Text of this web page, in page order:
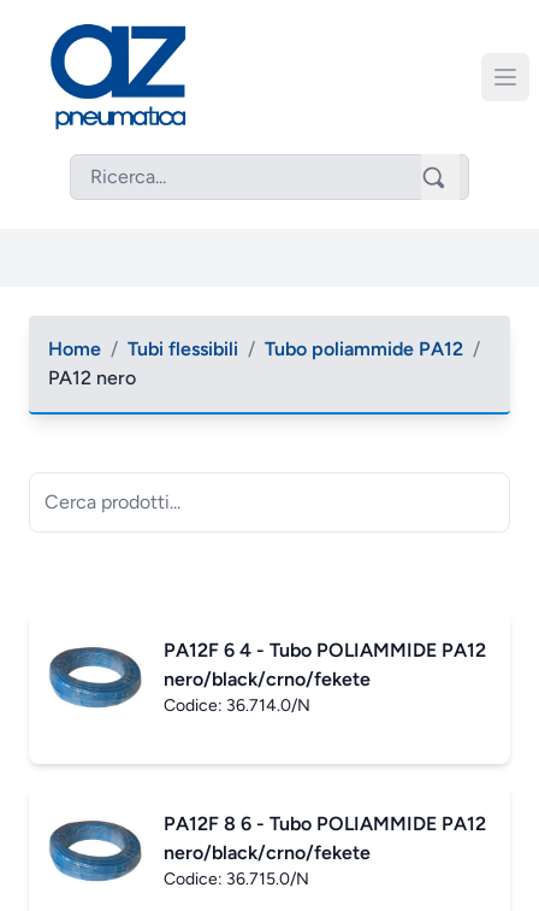
Home / Tubi flessibili / Tubo poliammide PA12 /
PA12 nero
PA12F 6 4 - Tubo POLIAMMIDE PA12
nero/black/crno/fekete
Codice: 36.714.0/N
PA12F 8 6 - Tubo POLIAMMIDE PA12
nero/black/crno/fekete
Codice: 36.715.0/N